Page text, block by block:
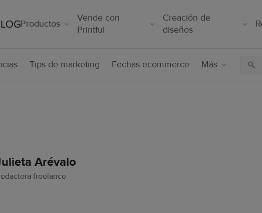
Productos
Vende con
Printful
Creación de
diseños
Tips de marketing Fechas ecommerce Más
Arévalo
freelance